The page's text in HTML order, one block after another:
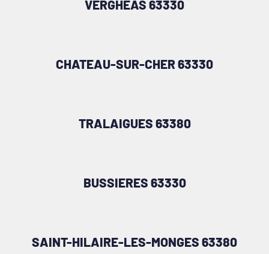
VERGHEAS 63330
CHATEAU-SUR-CHER 63330
TRALAIGUES 63380
BUSSIERES 63330
SAINT-HILAIRE-LES-MONGES 63380